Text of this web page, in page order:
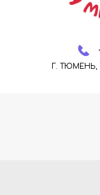
Г. ТЮМЕНЬ,